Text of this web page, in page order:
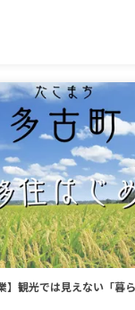
】観光では見えない「暮